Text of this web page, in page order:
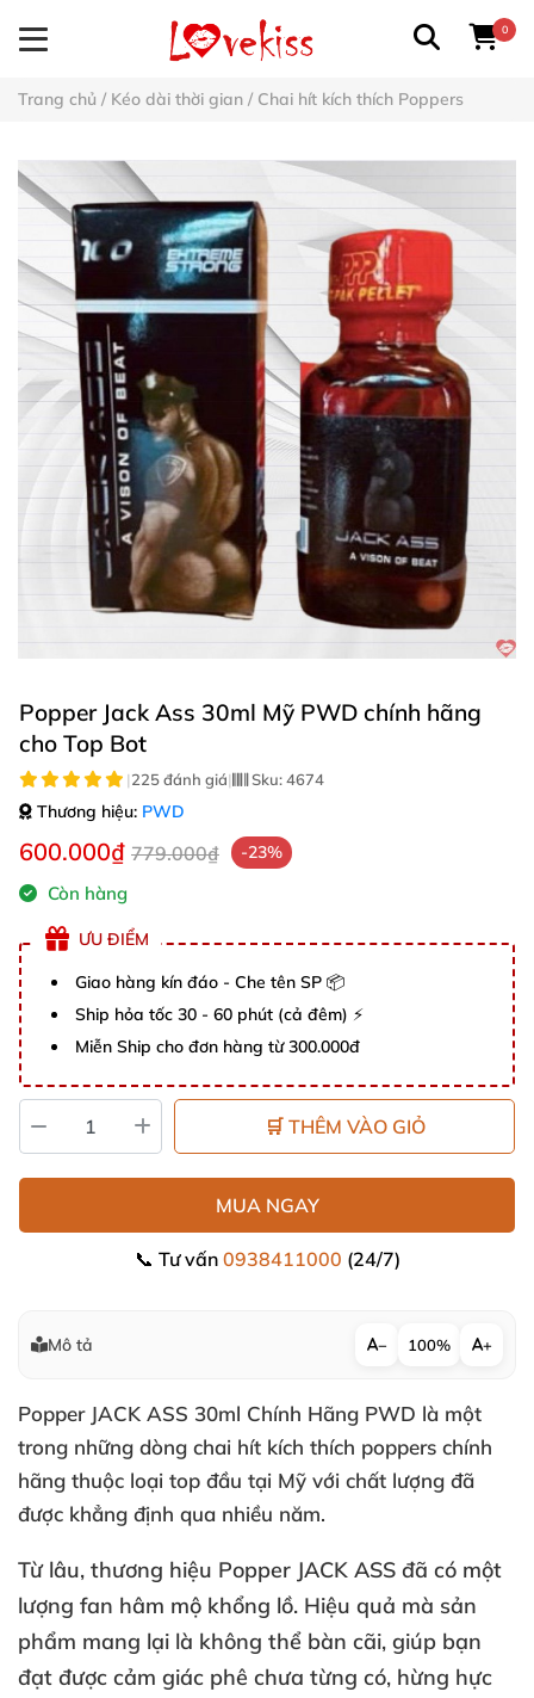
0
Trang chủ / Kéo dài thời gian / Chai hít kích thích Poppers
Popper Jack Ass 30ml Mỹ PWD chính hãng
cho Top Bot
|225 đánh giá| Sku:4674
Thương hiệu: PWD
600.000₫ 779.000₫ -23%
Còn hàng
ƯU ĐIỂM
Giao hàng kín đáo - Che tên SP 📦
Ship hỏa tốc 30 - 60 phút (cả đêm) ⚡
Miễn Ship cho đơn hàng từ 300.000đ
🛒 THÊM VÀO GIỎ
MUA NGAY
📞 Tư vấn 0938411000 (24/7)
Mô tả − 100% +
Popper JACK ASS 30ml Chính Hãng PWD là một
trong những dòng chai hít kích thích poppers chính
hãng thuộc loại top đầu tại Mỹ với chất lượng đã
được khẳng định qua nhiều năm.
Từ lâu, thương hiệu Popper JACK ASS đã có một
lượng fan hâm mộ khổng lồ. Hiệu quả mà sản
phẩm mang lại là không thể bàn cãi, giúp bạn
đạt được cảm giác phê chưa từng có, hừng hực